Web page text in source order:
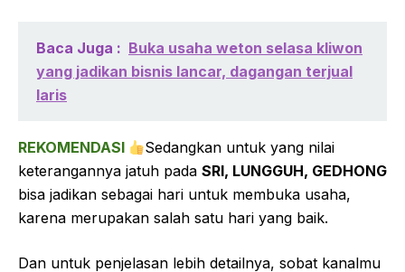
Baca Juga : Buka usaha weton selasa kliwon
yang jadikan bisnis lancar, dagangan terjual
laris
REKOMENDASI
Sedangkan untuk yang nilai
keterangannya jatuh pada SRI, LUNGGUH, GEDHONG
bisa jadikan sebagai hari untuk membuka usaha,
karena merupakan salah satu hari yang baik.
Dan untuk penjelasan lebih detailnya, sobat kanalmu